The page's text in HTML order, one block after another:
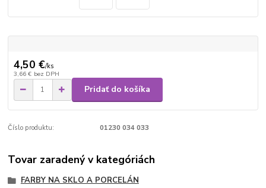
4,50 €/ks
3,66 € bez DPH
Pridať do košíka
Číslo produktu: 01230 034 033
Tovar zaradený v kategóriách
FARBY NA SKLO A PORCELÁN